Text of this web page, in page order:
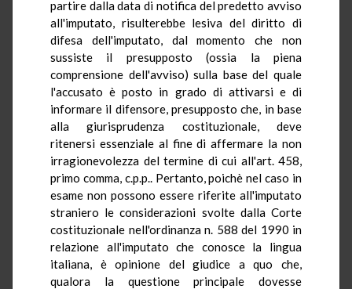
partire dalla data di notifica del predetto avviso
all'imputato, risulterebbe lesiva del diritto di
difesa dell'imputato, dal momento che non
sussiste il presupposto (ossia la piena
comprensione dell'avviso) sulla base del quale
l'accusato è posto in grado di attivarsi e di
informare il difensore, presupposto che, in base
alla giurisprudenza costituzionale, deve
ritenersi essenziale al fine di affermare la non
irragionevolezza del termine di cui all'art. 458,
primo comma, c.p.p.. Pertanto, poichè nel caso in
esame non possono essere riferite all'imputato
straniero le considerazioni svolte dalla Corte
costituzionale nell'ordinanza n. 588 del 1990 in
relazione all'imputato che conosce la lingua
italiana, è opinione del giudice a quo che,
qualora la questione principale dovesse